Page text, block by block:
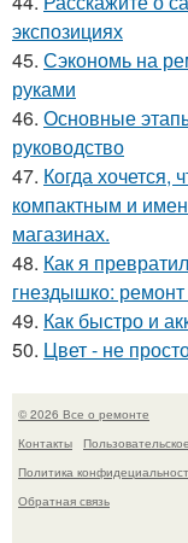
экспозициях
45. Сэкономь на
руками
46. Основные
руководство
47. Когда
компактным и
магазинах.
48. Как я
гнездышко:
49. Как быстро и
50. Цвет - не
© 2026 Все о ремонте
Контакты
Политика
Обратная связь